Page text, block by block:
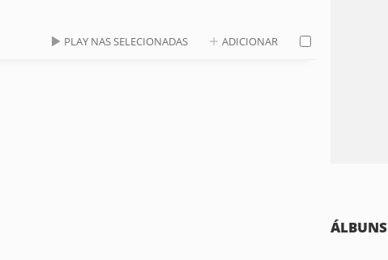
PLAY NAS SELECIONADAS ADICIONAR
ÁLBUNS